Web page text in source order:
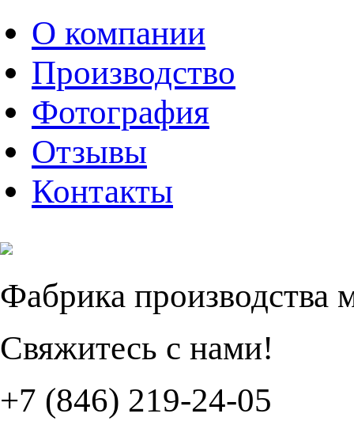
О компании
Производство
Фотография
Отзывы
Контакты
Фабрика производства
Свяжитесь с нами!
+7 (846) 219-24-05